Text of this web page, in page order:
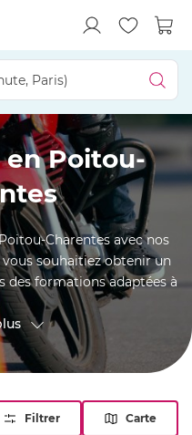
en Poitou-
Charentes avec nos
souhaitiez obtenir un
des formations adaptées à
Explorez les routes
de La Rochelle à la
de tarifs compétitifs
de qualité.
Filtrer Carte